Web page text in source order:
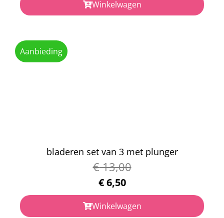
Winkelwagen
Aanbieding
bladeren set van 3 met plunger
€13,00
€6,50
Winkelwagen